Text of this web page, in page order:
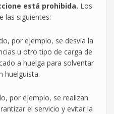
está prohibida. Los
las siguientes:
por ejemplo, se desvía la
u otro tipo de carga de
a huelga para solventar
huelguista.
por ejemplo, se realizan
el servicio y evitar la